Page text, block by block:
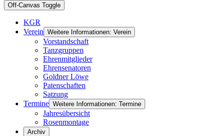
Off-Canvas Toggle
KGR
Verein Weitere Informationen: Verein
Vorstandschaft
Tanzgruppen
Ehrenmitglieder
Ehrensenatoren
Goldner Löwe
Patenschaften
Satzung
Termine Weitere Informationen: Termine
Jahresübersicht
Rosenmontage
Archiv